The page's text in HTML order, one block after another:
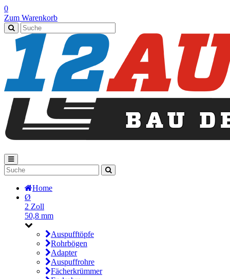
0
Zum Warenkorb
Home
Ø
2 Zoll
50,8 mm
Auspufftöpfe
Rohrbögen
Adapter
Auspuffrohre
Fächerkrümmer